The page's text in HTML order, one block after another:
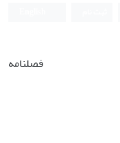
فصلنامه